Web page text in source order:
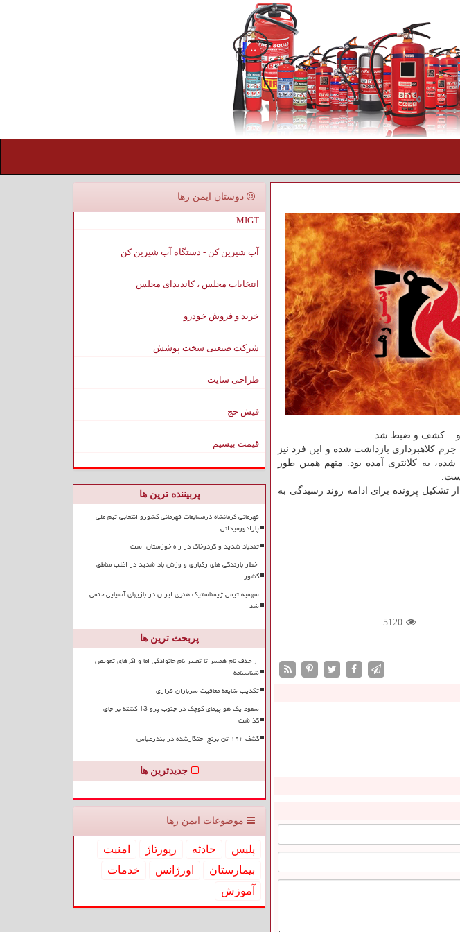
و... كشف و ضبط شد.
كلاهبرداری بازداشت شده و این فرد نیز
شده، به كلانتری آمده بود. متهم همین طور
تشكیل پرونده برای ادامه روند رسیدگی به
5120
دوستان ایمن رها
MIGT
آب شیرین کن - دستگاه آب شیرین کن
انتخابات مجلس ، کاندیدای مجلس
خرید و فروش خودرو
شرکت صنعتی سخت پوشش
طراحی سایت
فیش حج
قیمت بیسیم
پربیننده ترین ها
قهرمانی کرمانشاه درمسابقات قهرمانی کشورو انتخابی تیم ملی
پارادوومیدانی
تندباد شدید و گردوخاک در راه خوزستان است
اخطار بارندگی های رگباری و وزش باد شدید در اغلب مناطق
کشور
سهمیه تیمی ژیمناستیک هنری ایران در بازیهای آسیایی حتمی
شد
پربحث ترین ها
از حذف نام همسر تا تغییر نام خانوادگی اما و اگرهای تعویض
شناسنامه
تکذیب شایعه معافیت سربازان فراری
سقوط یک هواپیمای کوچک در جنوب پرو 13 کشته بر جای
گذاشت
کشف ۱۹۲ تن برنج احتکارشده در بندرعباس
جدیدترین ها
موضوعات ایمن رها
پلیس حادثه رپورتاژ
امنیت
بیمارستان
اورژانس
خدمات
آموزش